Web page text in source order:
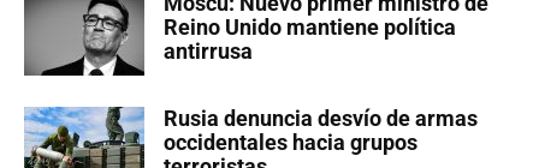
Reino Unido mantiene política
antirrusa
Rusia denuncia desvío de armas
occidentales hacia grupos